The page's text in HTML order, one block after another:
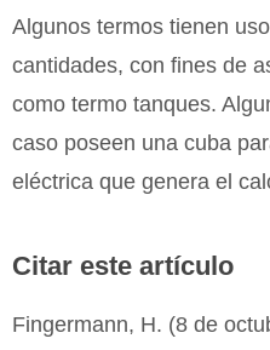
Algunos termos tienen
cantidades, con fines de
como termo tanques.
caso poseen una cuba
eléctrica que genera el
Citar este artículo
Fingermann, H. (8 de